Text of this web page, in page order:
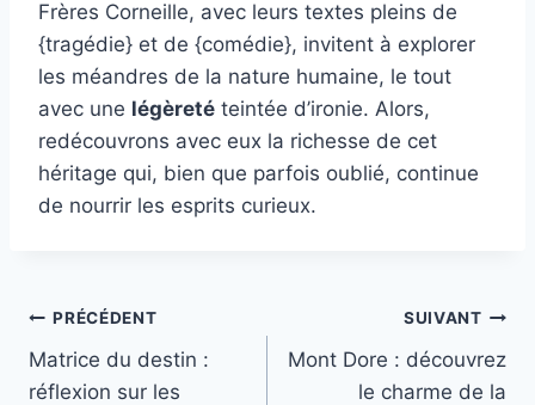
Frères Corneille, avec leurs textes pleins de
{tragédie} et de {comédie}, invitent à explorer
les méandres de la nature humaine, le tout
avec une légèreté teintée d’ironie. Alors,
redécouvrons avec eux la richesse de cet
héritage qui, bien que parfois oublié, continue
de nourrir les esprits curieux.
Navigation
de
PRÉCÉDENT
Matrice du destin :
réflexion sur les
SUIVANT
Mont Dore : découvrez
le charme de la